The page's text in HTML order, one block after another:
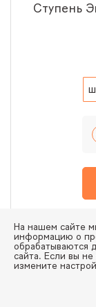
Ступень
На нашем сайте
информацию о
обрабатываются
сайта. Если вы
измените